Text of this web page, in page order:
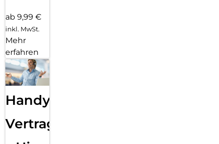
ab 9,99 €
inkl. MwSt.
Mehr
erfahren
Handy
Vertragsabwicklung